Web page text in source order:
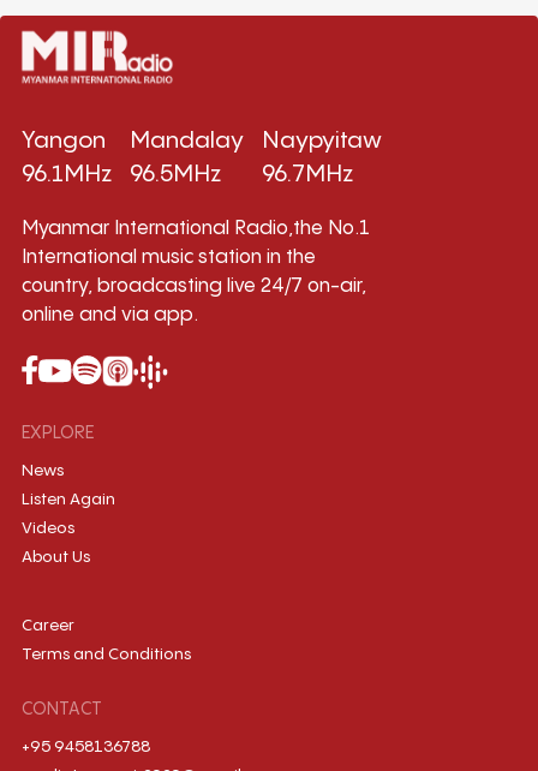
Yangon
96.1MHz
Mandalay
96.5MHz
Naypyitaw
96.7MHz
Myanmar International Radio,the No.1
International music station in the
country, broadcasting live 24/7 on-air,
online and via app.
EXPLORE
News
Listen Again
Videos
About Us
Career
Terms and Conditions
CONTACT
+95 9458136788